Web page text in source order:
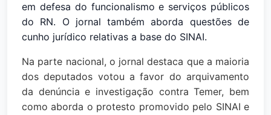
em defesa do funcionalismo e serviços públicos
do RN. O jornal também aborda questões de
cunho jurídico relativas a base do SINAI.
Na parte nacional, o jornal destaca que a maioria
dos deputados votou a favor do arquivamento
da denúncia e investigação contra Temer, bem
como aborda o protesto promovido pelo SINAI e